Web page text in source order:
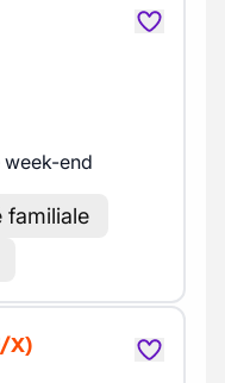
week-end
familiale
X)